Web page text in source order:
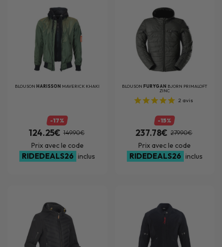
BLOUSONHARISSON MAVERICK KHAKI
-17%
124.25€ 149.90€
Prix avec le code
RIDEDEALS26 inclus
BLOUSONFURYGAN BJORN PRIMALOFT
ZINC
2 avis
-15%
237.78€ 279.90€
Prix avec le code
RIDEDEALS26 inclus